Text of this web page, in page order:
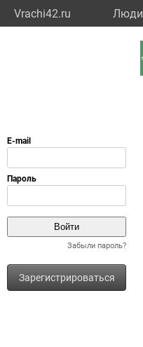
Vrachi42.ru Люди
Забыли пароль?
Зарегистрироваться